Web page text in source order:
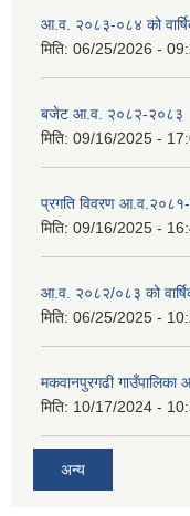
आ.व. २०८३-०८४ को
मिति: 06/25/2026 -
बजेट आ.व. २०८२-२०८३
मिति: 09/16/2025 -
प्रगति विवरण
मिति: 09/16/2025 -
आ.व. २०८२/०८३ को
मिति: 06/25/2025 -
मकवानपुरगढी गाउँपालिका
मिति: 10/17/2024 -
अन्य